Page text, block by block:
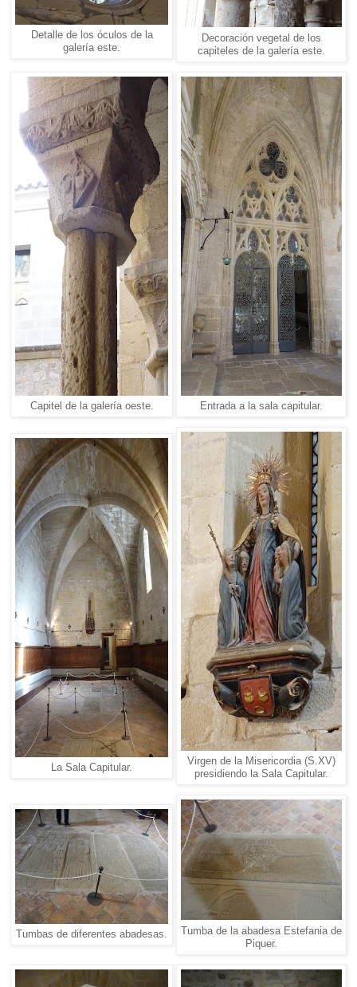
Detalle de los óculos de la
galería este.
Decoración vegetal de los
capiteles de la galería este.
Capitel de la galería oeste. Entrada a la sala capitular.
La Sala Capitular.
Virgen de la Misericordia (S.XV)
presidiendo la Sala Capitular.
Tumbas de diferentes abadesas.
Tumba de la abadesa Estefania de
Piquer.